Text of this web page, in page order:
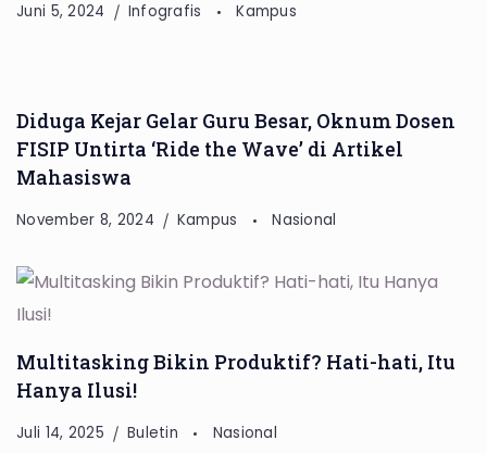
Juni 5, 2024 Infografis Kampus
Diduga Kejar Gelar Guru Besar, Oknum Dosen
FISIP Untirta ‘Ride the Wave’ di Artikel
Mahasiswa
November 8, 2024 Kampus Nasional
Multitasking Bikin Produktif? Hati-hati, Itu
Hanya Ilusi!
Juli 14, 2025 Buletin Nasional